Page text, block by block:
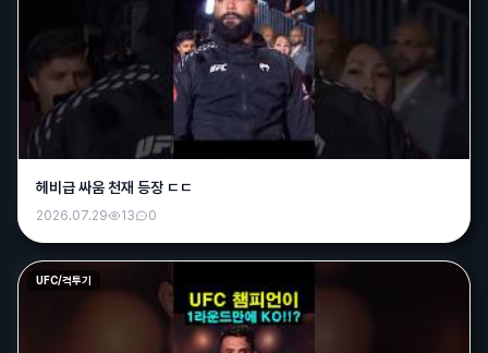
헤비급 싸움 천재 등장 ㄷㄷ
2026.07.29 13 0
UFC/격투기